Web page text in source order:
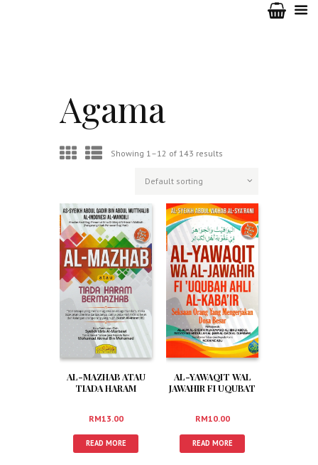
Agama
Showing 1–12 of 143 results
AL-MAZHAB ATAU
TIADA HARAM
RM13.00
READ MORE
AL-YAWAQIT WAL
JAWAHIR FI UQUBAT
YANG MENGERJAKAN
DOSA BESAR (RUMI)
RM10.00
READ MORE